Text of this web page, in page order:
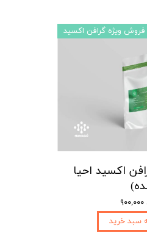
اکسید احیا
سبد خرید
فروش ویژه گرافن اکسید